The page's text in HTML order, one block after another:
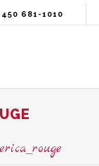
450 681-1010